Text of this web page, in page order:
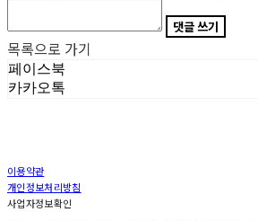
댓글 쓰기
목록으로 가기
페이스북
카카오톡
이용약관
개인정보처리방침
사업자정보확인